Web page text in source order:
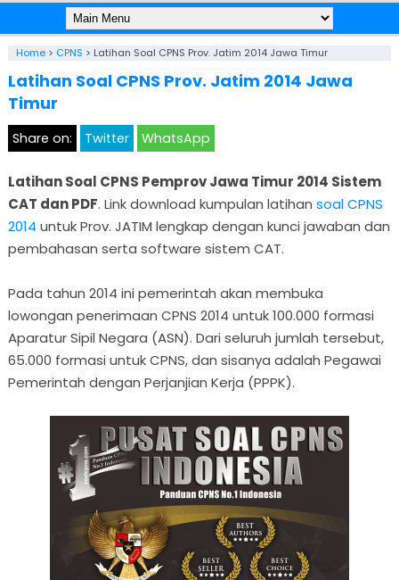
Home> CPNS > Latihan Soal CPNS Prov. Jatim 2014 Jawa Timur
Latihan Soal CPNS Prov. Jatim 2014 Jawa
Timur
Share on: Twitter WhatsApp
Latihan Soal CPNS Pemprov Jawa Timur 2014 Sistem
CAT dan PDF. Link download kumpulan latihan soal CPNS
2014 untuk Prov. JATIM lengkap dengan kunci jawaban dan
pembahasan serta software sistem CAT.
Pada tahun 2014 ini pemerintah akan membuka
lowongan penerimaan CPNS 2014 untuk 100.000 formasi
Aparatur Sipil Negara (ASN). Dari seluruh jumlah tersebut,
65.000 formasi untuk CPNS, dan sisanya adalah Pegawai
Pemerintah dengan Perjanjian Kerja (PPPK).